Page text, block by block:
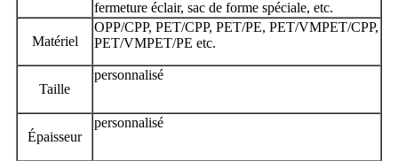
fermeture éclair, sac de forme spéciale, etc.
Matériel
OPP/CPP, PET/CPP, PET/PE, PET/VMPET/CPP,
PET/VMPET/PE etc.
Taille
personnalisé
Épaisseur
personnalisé